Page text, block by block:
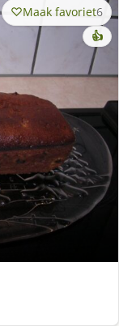
Maak favoriet6
👍